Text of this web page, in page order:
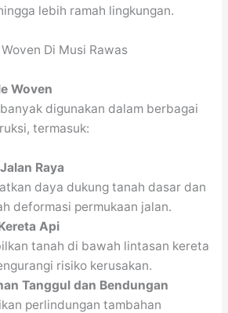
lebih ramah lingkungan.
Woven
digunakan dalam berbagai
termasuk:
Raya
daya dukung tanah dasar dan
deformasi permukaan jalan.
Api
tanah di bawah lintasan kereta
risiko kerusakan.
Tanggul dan Bendungan
perlindungan tambahan